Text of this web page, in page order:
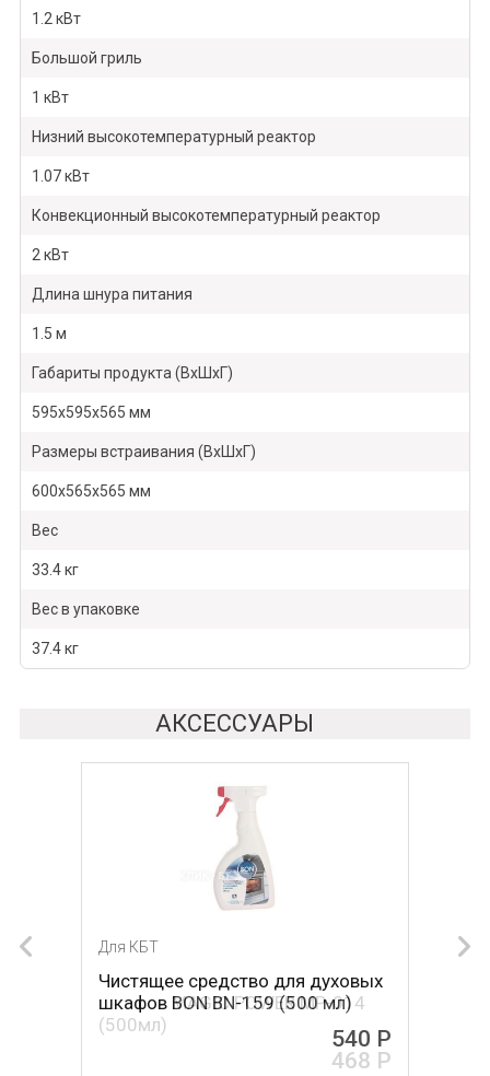
1.2 кВт
Большой гриль
1 кВт
Низний высокотемпературный реактор
1.07 кВт
Конвекционный высокотемпературный реактор
2 кВт
Длина шнура питания
1.5 м
Габариты продукта (ВхШхГ)
595х595х565 мм
Размеры встраивания (ВхШхГ)
600х565х565 мм
Вес
33.4 кг
Вес в упаковке
37.4 кг
АКСЕССУАРЫ
Для КБТ
Чистящее средство для духовых
шкафов BON BN-159 (500 мл)
540 Р
Для КБТ
Чистящее средство для духовых
шкафов MAGIC POWER MP-014
(500мл)
468 Р